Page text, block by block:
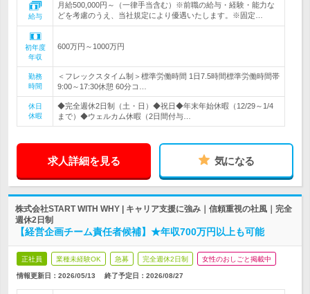
給与
月給500,000円～（一律手当含む）※前職の給与・経験・能力な
どを考慮のうえ、当社規定により優遇いたします。※固定…
初年度
年収
600万円～1000万円
勤務
時間
＜フレックスタイム制＞標準労働時間 1日7.5時間標準労働時間帯
9:00～17:30休憩 60分コ…
休日
休暇
◆完全週休2日制（土・日）◆祝日◆年末年始休暇（12/29～1/4
まで）◆ウェルカム休暇（2日間付与…
求人詳細を見る 気になる
株式会社START WITH WHY | キャリア支援に強み｜信頼重視の社風｜完全
週休2日制
【経営企画チーム責任者候補】★年収700万円以上も可能
正社員 業種未経験OK 急募 完全週休2日制 女性のおしごと掲載中
情報更新日：2026/05/13 終了予定日： 2026/08/27